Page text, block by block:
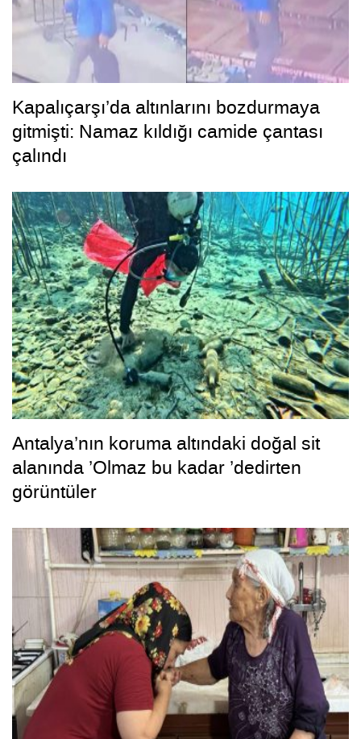
Kapalıçarşı’da altınlarını bozdurmaya
gitmişti: Namaz kıldığı camide çantası
çalındı
Antalya’nın koruma altındaki doğal sit
alanında ’Olmaz bu kadar ’dedirten
görüntüler